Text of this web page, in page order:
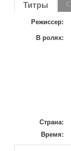
Титры
Режиссер:
В ролях:
Страна:
Время: